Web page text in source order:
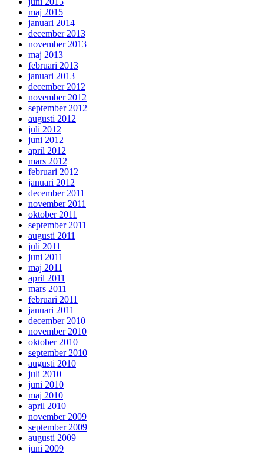
maj 2015
januari 2014
december 2013
november 2013
maj 2013
februari 2013
januari 2013
december 2012
november 2012
september 2012
augusti 2012
juli 2012
juni 2012
april 2012
mars 2012
februari 2012
januari 2012
december 2011
november 2011
oktober 2011
september 2011
augusti 2011
juli 2011
juni 2011
maj 2011
april 2011
mars 2011
februari 2011
januari 2011
december 2010
november 2010
oktober 2010
september 2010
augusti 2010
juli 2010
juni 2010
maj 2010
april 2010
november 2009
september 2009
augusti 2009
juni 2009